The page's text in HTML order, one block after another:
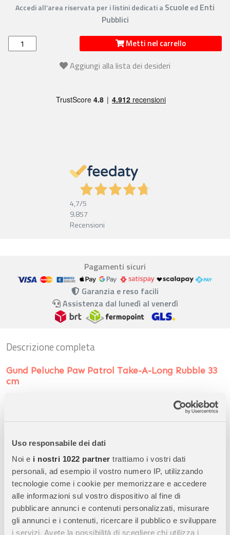
Uso responsabile dei dati
Noi e i nostri 1022 partner trattiamo i vostri dati
personali, ad esempio il vostro numero IP, utilizzando
tecnologie come i cookie per memorizzare e accedere
alle informazioni sul vostro dispositivo al fine di
pubblicare annunci e contenuti personalizzati, misurare
gli annunci e i contenuti, ricercare il pubblico e sviluppare
i servizi. Avete la possibilità di scegliere chi utilizza i
Accedi all’area riservata per i listini dedicati a Scuoleed Enti
Pubblici
Metti nel carrello
Aggiungi alla lista dei desideri
4,7/5
9.857
Recensioni
Pagamenti sicuri
Garanzia e reso facili
Assistenza dal lunedì al venerdì
Descrizione completa
Gund Peluche Paw Patrol Take-A-Long Rubble 33
cm
perfetto per i piccoli fan della Paw Patrol. Misura 33 cm ed è
Morbidezza e Qualità
Questo peluche di alta qualità è estremamente piacevole da
tenere in mano. I bambini avranno un desiderio irresistibile di
coccolarlo e portarlo ovunque, rendendolo un compagno
perfetto per ogni avventura.
Dettagli Autentici